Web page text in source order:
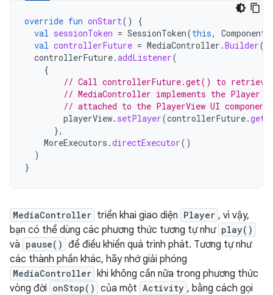
override fun onStart()
{
val sessionToken = SessionToken(this,
val controllerFuture = MediaController .Builder(
controllerFuture.addListener(
{
// Call controllerFuture.get() to retrieve
// MediaController implements the Player
// attached to the PlayerView UI
playerView. setPlayer(controllerFuture.get
},
MoreExecutors .directExecutor()
)
}
MediaController triển khai giao diện Player , vì vậy,
bạn có thể dùng các phương thức tương tự như play()
và pause() để điều khiển quá trình phát. Tương tự như
các thành phần khác, hãy nhớ giải phóng
MediaController khi không cần nữa trong phương thức
vòng đời onStop() của một Activity , bằng cách gọi